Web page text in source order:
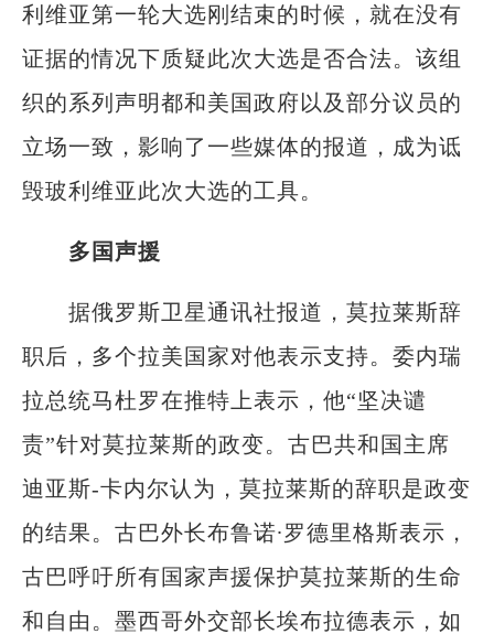
利维亚第一轮大选刚结束的时候，就在没有
证据的情况下质疑此次大选是否合法。该组
织的系列声明都和美国政府以及部分议员的
立场一致，影响了一些媒体的报道，成为诋
毁玻利维亚此次大选的工具。
多国声援
据俄罗斯卫星通讯社报道，莫拉莱斯辞
职后，多个拉美国家对他表示支持。委内瑞
拉总统马杜罗在推特上表示，他“坚决谴
责”针对莫拉莱斯的政变。古巴共和国主席
迪亚斯-卡内尔认为，莫拉莱斯的辞职是政变
的结果。古巴外长布鲁诺∙罗德里格斯表示，
古巴呼吁所有国家声援保护莫拉莱斯的生命
和自由。墨西哥外交部长埃布拉德表示，如